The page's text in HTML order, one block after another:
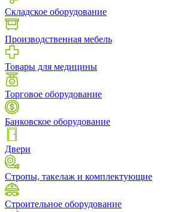
Складское оборудование
Производственная мебель
Товары для медицины
Торговое оборудование
Банковское оборудование
Двери
Стропы, такелаж и комплектующие
Строительное оборудование